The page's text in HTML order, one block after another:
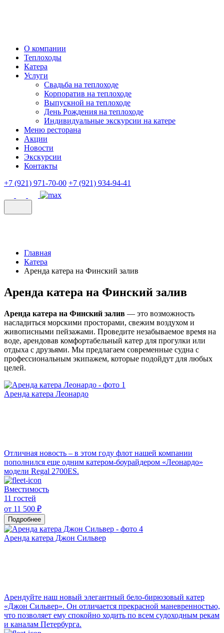
О компании
Теплоходы
Катера
Услуги
Свадьба на теплоходе
Корпоратив на теплоходе
Выпускной на теплоходе
День Рождения на теплоходе
Индивидуальные экскурсии на катере
Меню ресторана
Акции
Новости
Экскурсии
Контакты
+7 (921) 971-70-00 +7 (921) 934-94-41
Главная
Катера
Аренда катера на Финский залив
Аренда катера на Финский залив
Аренда катера на Финский залив — это возможность
насладиться морскими просторами, свежим воздухом и
живописными пейзажами. Проведите незабываемое время на
воде, арендовав комфортабельный катер для прогулки или
отдыха с друзьями. Мы предлагаем современные судна с
профессиональным экипажем, которые подойдут для любых
целей.
Аренда катера Леонардо
Отличная новость – в этом году флот нашей компании
пополнился еще одним катером-боурайдером «Леонардо»
модели Regal 2700ES.
Вместимость
11 гостей
от 11 500 ₽
Подробнее
Аренда катера Джон Сильвер
Арендуйте наш новый элегантный бело-бирюзовый катер
«Джон Сильвер». Он отличается прекрасной маневренностью,
что позволяет ему спокойно ходить по всем судоходным рекам
и каналам Петербурга.